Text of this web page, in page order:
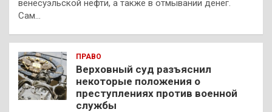
венесуэльской нефти, а также в отмывании денег.
Сам…
ПРАВО
Верховный суд разъяснил
некоторые положения о
преступлениях против военной
службы